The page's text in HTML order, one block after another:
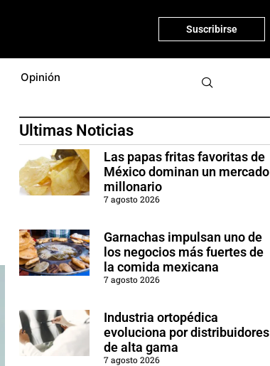
Suscribirse
Opinión
Ultimas Noticias
Las papas fritas favoritas de
México dominan un mercado
millonario
7 agosto 2026
Garnachas impulsan uno de
los negocios más fuertes de
la comida mexicana
7 agosto 2026
Industria ortopédica
evoluciona por distribuidores
de alta gama
7 agosto 2026